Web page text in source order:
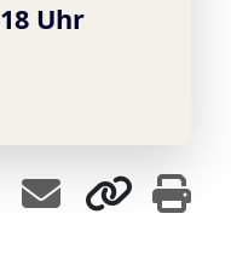
Uhr